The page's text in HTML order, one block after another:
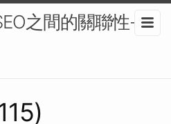
之間的關聯性-數